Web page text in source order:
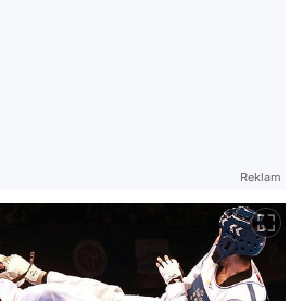
Reklam